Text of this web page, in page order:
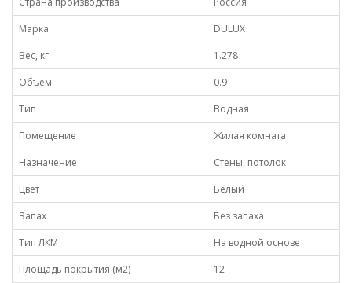
Марка
DULUX
Вес, кг
1.278
Объем
0.9
Тип
Водная
Помещение
Жилая комната
Назначение
Стены, потолок
Цвет
Белый
Запах
Без запаха
Тип ЛКМ
На водной основе
Площадь покрытия (м2)
12